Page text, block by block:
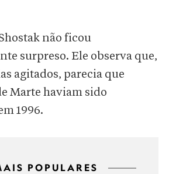
não ficou
surpreso. Ele observa que,
agitados, parecia que
Marte haviam sido
1996.
POPULARES